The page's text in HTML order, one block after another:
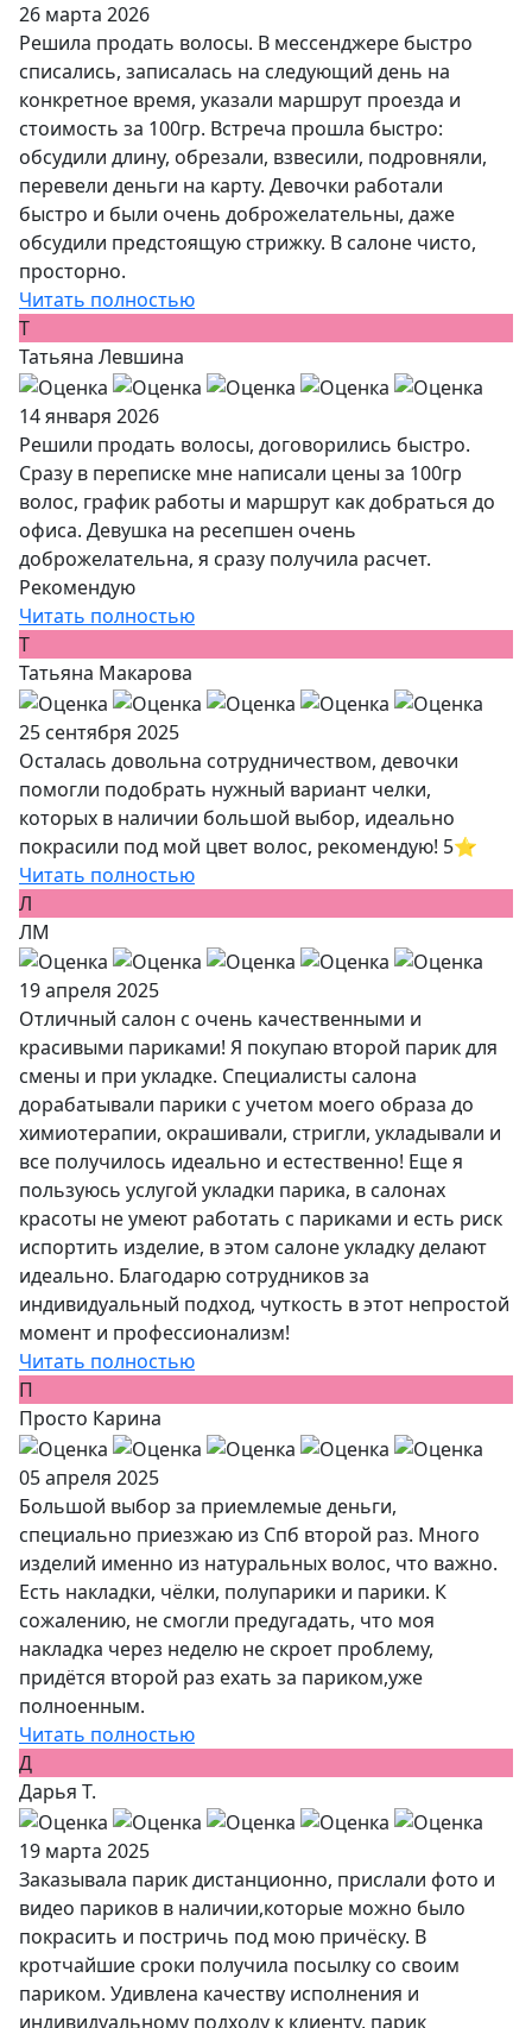
26 марта 2026
Решила продать волосы. В мессенджере быстро
списались, записалась на следующий день на
конкретное время, указали маршрут проезда и
стоимость за 100гр. Встреча прошла быстро:
обсудили длину, обрезали, взвесили, подровняли,
перевели деньги на карту. Девочки работали
быстро и были очень доброжелательны, даже
обсудили предстоящую стрижку. В салоне чисто,
просторно.
Читать полностью
Т
Татьяна Левшина
14 января 2026
Решили продать волосы, договорились быстро.
Сразу в переписке мне написали цены за 100гр
волос, график работы и маршрут как добраться до
офиса. Девушка на ресепшен очень
доброжелательна, я сразу получила расчет.
Рекомендую
Читать полностью
Т
Татьяна Макарова
25 сентября 2025
Осталась довольна сотрудничеством, девочки
помогли подобрать нужный вариант челки,
которых в наличии большой выбор, идеально
покрасили под мой цвет волос, рекомендую! 5⭐️
Читать полностью
Л
ЛМ
19 апреля 2025
Отличный салон с очень качественными и
красивыми париками! Я покупаю второй парик для
смены и при укладке. Специалисты салона
дорабатывали парики с учетом моего образа до
химиотерапии, окрашивали, стригли, укладывали и
все получилось идеально и естественно! Еще я
пользуюсь услугой укладки парика, в салонах
красоты не умеют работать с париками и есть риск
испортить изделие, в этом салоне укладку делают
идеально. Благодарю сотрудников за
индивидуальный подход, чуткость в этот непростой
момент и профессионализм!
Читать полностью
П
Просто Карина
05 апреля 2025
Большой выбор за приемлемые деньги,
специально приезжаю из Спб второй раз. Много
изделий именно из натуральных волос, что важно.
Есть накладки, чёлки, полупарики и парики. К
сожалению, не смогли предугадать, что моя
накладка через неделю не скроет проблему,
придётся второй раз ехать за париком,уже
полноенным.
Читать полностью
Д
Дарья Т.
19 марта 2025
Заказывала парик дистанционно, прислали фото и
видео париков в наличии,которые можно было
покрасить и постричь под мою причёску. В
кротчайшие сроки получила посылку со своим
париком. Удивлена качеству исполнения и
индивидуальному подходу к клиенту, парик